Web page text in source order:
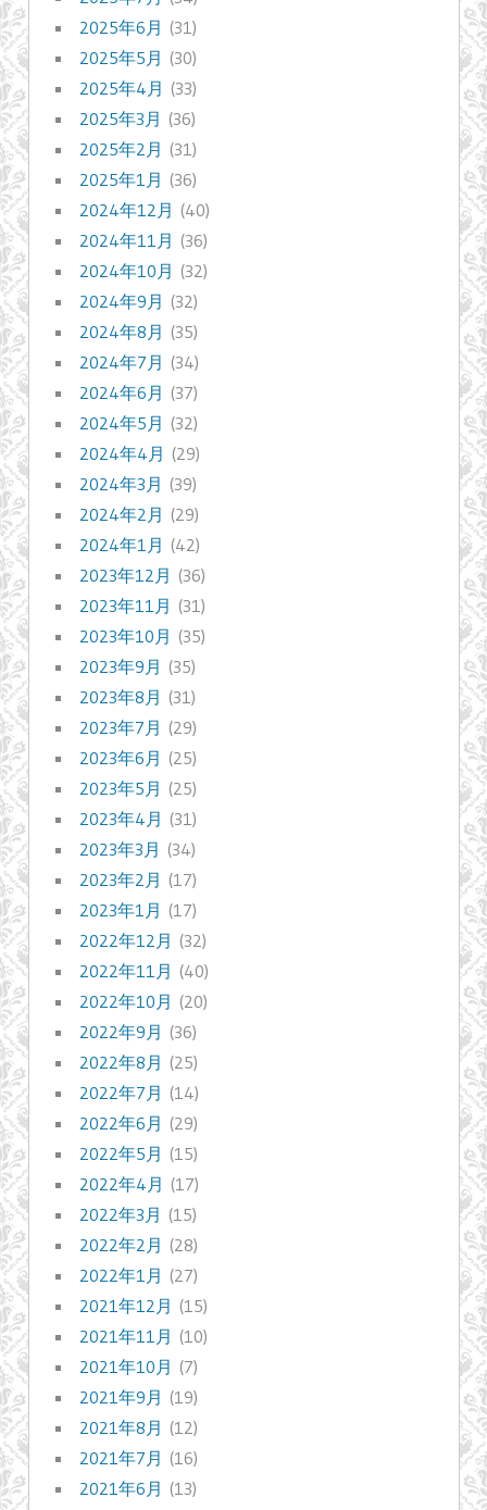
2025年6月 (31)
2025年5月 (30)
2025年4月 (33)
2025年3月 (36)
2025年2月 (31)
2025年1月 (36)
2024年12月 (40)
2024年11月 (36)
2024年10月 (32)
2024年9月 (32)
2024年8月 (35)
2024年7月 (34)
2024年6月 (37)
2024年5月 (32)
2024年4月 (29)
2024年3月 (39)
2024年2月 (29)
2024年1月 (42)
2023年12月 (36)
2023年11月 (31)
2023年10月 (35)
2023年9月 (35)
2023年8月 (31)
2023年7月 (29)
2023年6月 (25)
2023年5月 (25)
2023年4月 (31)
2023年3月 (34)
2023年2月 (17)
2023年1月 (17)
2022年12月 (32)
2022年11月 (40)
2022年10月 (20)
2022年9月 (36)
2022年8月 (25)
2022年7月 (14)
2022年6月 (29)
2022年5月 (15)
2022年4月 (17)
2022年3月 (15)
2022年2月 (28)
2022年1月 (27)
2021年12月 (15)
2021年11月 (10)
2021年10月 (7)
2021年9月 (19)
2021年8月 (12)
2021年7月 (16)
2021年6月 (13)